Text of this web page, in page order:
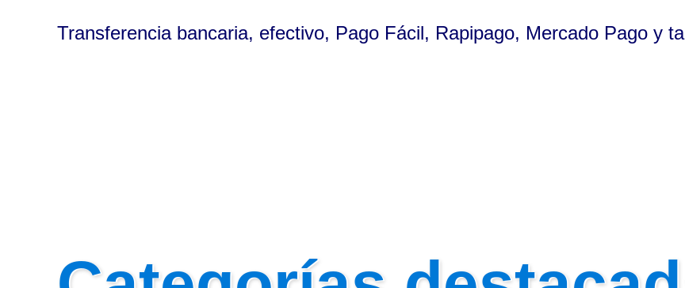
Transferencia bancaria, efectivo, Pago Fácil, Rapipago, Mercado Pago y